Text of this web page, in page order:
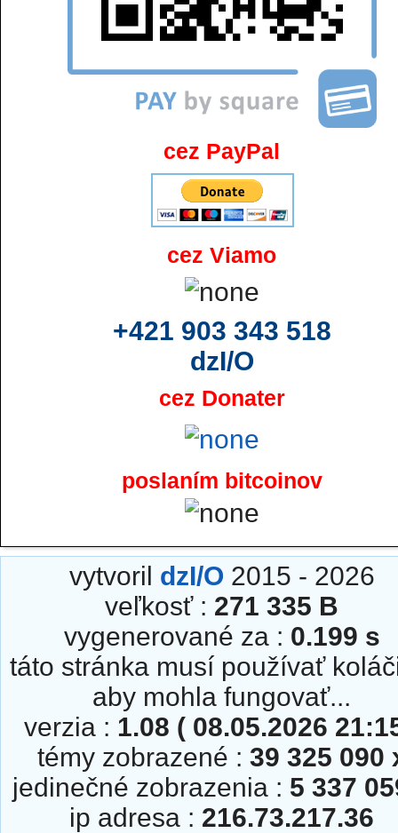
cez PayPal
cez Viamo
+421 903 343 518
dzI/O
cez Donater
poslaním bitcoinov
vytvoril dzI/O 2015 - 2026
veľkosť : 271 335 B
vygenerované za : 0.199 s
táto stránka musí používať
aby mohla fungovať...
verzia : 1.08 ( 08.05.2026
témy zobrazené : 39 325 090
jedinečné zobrazenia : 5 337
ip adresa : 216.73.217.36